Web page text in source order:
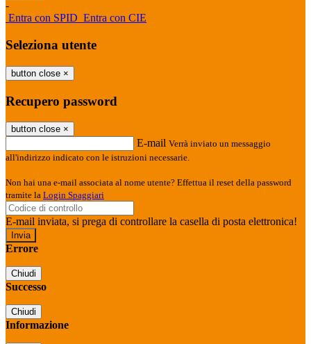
-
Entra con SPID Entra con CIE
Seleziona utente
button close ×
Recupero password
button close ×
E-mail Verrà inviato un messaggio
all'indirizzo indicato con le istruzioni necessarie.
Non hai una e-mail associata al nome utente? Effettua il reset della password
tramite la Login Spaggiari
E-mail inviata, si prega di controllare la casella di posta elettronica!
Errore
Chiudi
Successo
Chiudi
Informazione